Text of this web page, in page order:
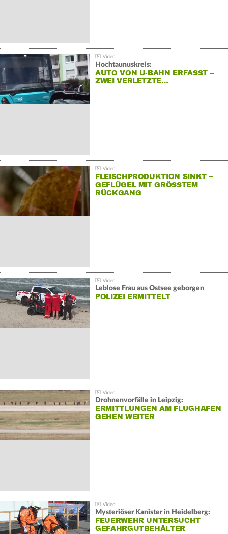
Hochtaunuskreis:
AUTO VON U-BAHN ERFASST –
ZWEI VERLETZTE…
FLEISCHPRODUKTION SINKT –
GEFLÜGEL MIT GRÖSSTEM R
ÜCKGANG
Leblose Frau aus Ostsee geborgen
POLIZEI ERMITTELT
Drohnenvorfälle in Leipzig:
ERMITTLUNGEN AM FLUGHAFEN
GEHEN WEITER
Mysteriöser Kanister in Heidelberg:
FEUERWEHR UNTERSUCHT
GEFAHRGUTBEHÄLTER